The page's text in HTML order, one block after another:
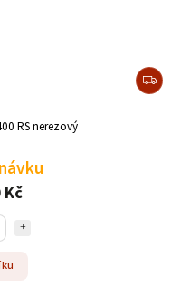
RS nerezový
Kč